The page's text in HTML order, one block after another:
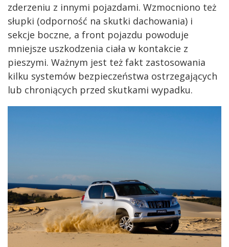
zderzeniu z innymi pojazdami. Wzmocniono też
słupki (odporność na skutki dachowania) i
sekcje boczne, a front pojazdu powoduje
mniejsze uszkodzenia ciała w kontakcie z
pieszymi. Ważnym jest też fakt zastosowania
kilku systemów bezpieczeństwa ostrzegających
lub chroniących przed skutkami wypadku.